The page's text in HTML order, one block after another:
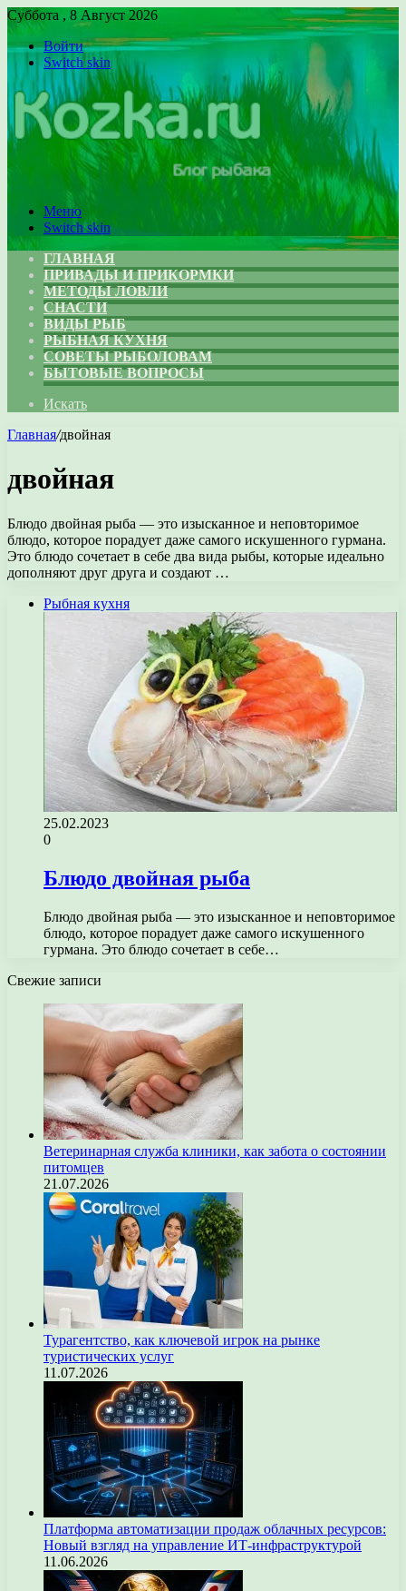
Суббота , 8 Август 2026
Войти
Switch skin
Меню
Switch skin
ГЛАВНАЯ
ПРИВАДЫ И ПРИКОРМКИ
МЕТОДЫ ЛОВЛИ
СНАСТИ
ВИДЫ РЫБ
РЫБНАЯ КУХНЯ
СОВЕТЫ РЫБОЛОВАМ
БЫТОВЫЕ ВОПРОСЫ
Искать
Главная/двойная
двойная
Блюдо двойная рыба — это изысканное и неповторимое
блюдо, которое порадует даже самого искушенного гурмана.
Это блюдо сочетает в себе два вида рыбы, которые идеально
дополняют друг друга и создают …
Рыбная кухня
25.02.2023
0
Блюдо двойная рыба
Блюдо двойная рыба — это изысканное и неповторимое
блюдо, которое порадует даже самого искушенного
гурмана. Это блюдо сочетает в себе…
Свежие записи
Ветеринарная служба клиники, как забота о состоянии
питомцев
21.07.2026
Турагентство, как ключевой игрок на рынке
туристических услуг
11.07.2026
Платформа автоматизации продаж облачных ресурсов:
Новый взгляд на управление ИТ-инфраструктурой
11.06.2026